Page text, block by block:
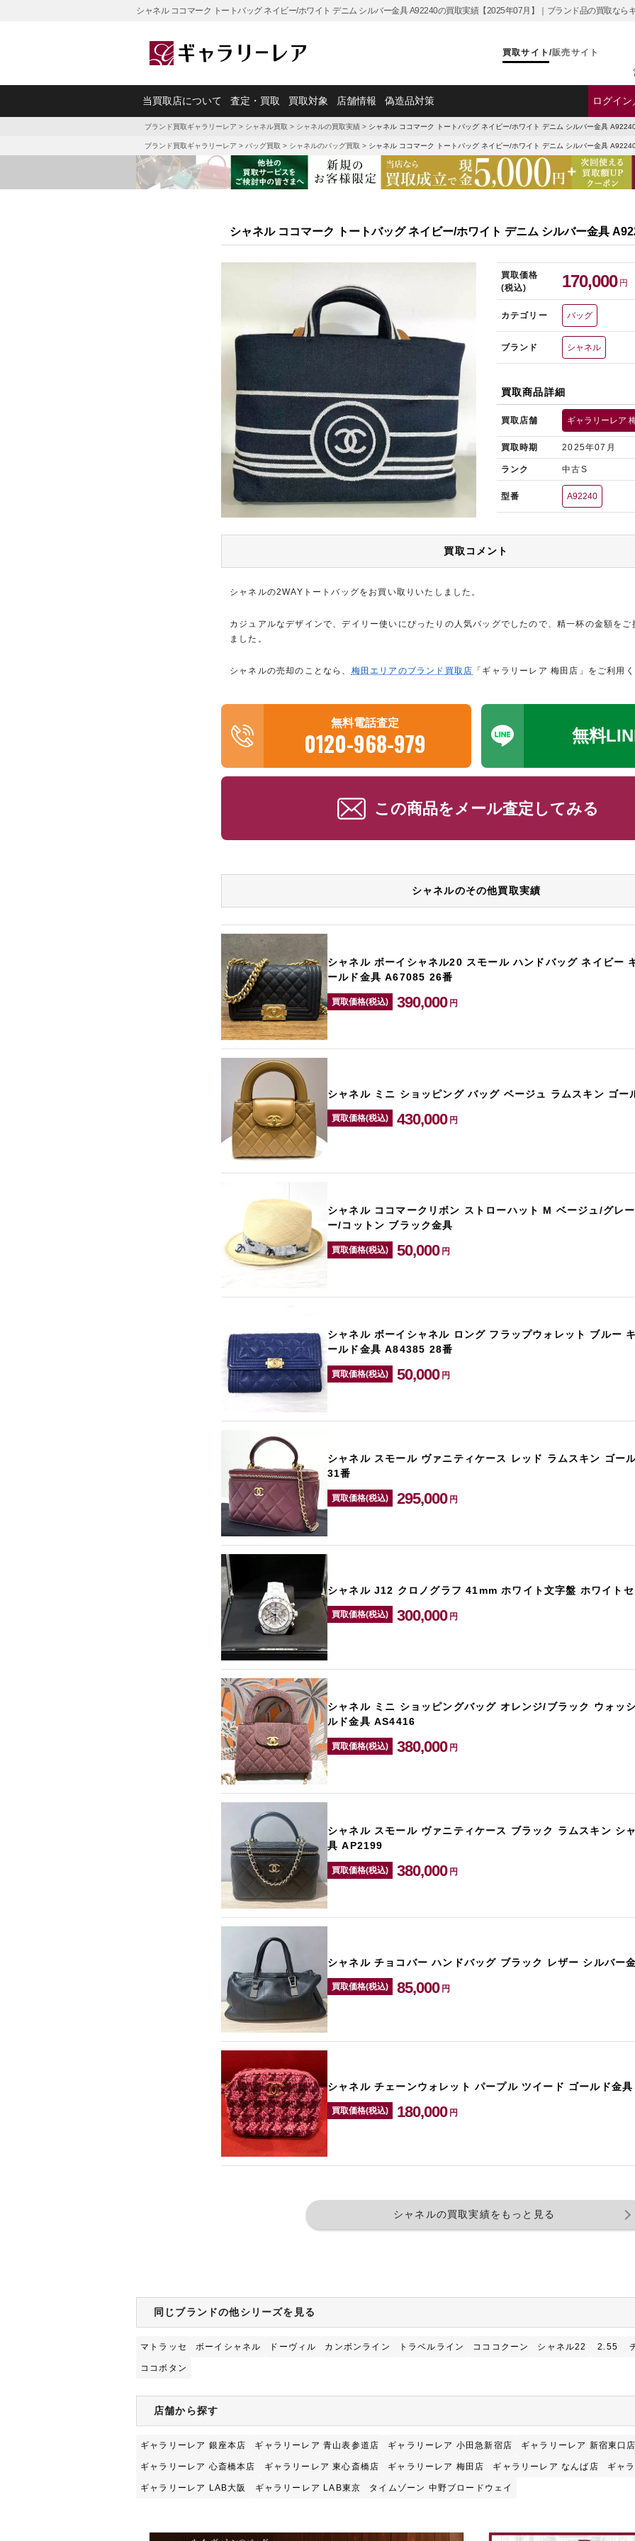
シャネル ココマーク トートバッグ ネイビー/ホワイト デニム シルバー金具 A92240の買取実績【2025年07月】｜ブランド品の買取なら
買取サイト /販売サイト
当買取店について 査定・買取 買取対象 店舗情報 偽造品対策 ログイ
ブランド買取ギャラリーレア > シャネル買取 > シャネルの買取実績 > シャネル ココマーク トートバッグ ネイビー/ホワイト デニム シルバー金具
ブランド買取ギャラリーレア > バッグ買取 > シャネルのバッグ買取 > シャネル ココマーク トートバッグ ネイビー/ホワイト デニム シルバー金具
シャネル ココマーク トートバッグ ネイビー/ホワイト デニム シルバー金具
買取価格
(税込)
170,000 円
カテゴリー バッグ
ブランド シャネル
買取商品詳細
買取店舗 ギャラリーレア
買取時期 2025年07月
ランク 中古S
型番 A92240
買取コメント
シャネルの2WAYトートバッグをお買い取りいたしました。
カジュアルなデザインで、デイリー使いにぴったりの人気バッグでしたので、精一杯の金額をご
ました。
シャネルの売却のことなら、 梅田エリアのブランド買取店 「ギャラリーレア 梅田店」をご利用く
無料電話査定
0120-968-979 無料
この商品をメール査定してみる
シャネルのその他買取実績
シャネル ボーイシャネル20 スモール ハンドバッグ ネイビー
ールド金具 A67085 26番
買取価格(税込) 390,000 円
シャネル ミニ ショッピング バッグ ベージュ ラムスキン ゴー
買取価格(税込) 430,000 円
シャネル ココマークリボン ストローハット M ベージュ/グレ
ー/コットン ブラック金具
買取価格(税込) 50,000 円
シャネル ボーイシャネル ロング フラップウォレット ブルー
ールド金具 A84385 28番
買取価格(税込) 50,000 円
シャネル スモール ヴァニティケース レッド ラムスキン ゴー
31番
買取価格(税込) 295,000 円
シャネル J12 クロノグラフ 41mm ホワイト文字盤 ホワイト
買取価格(税込) 300,000 円
シャネル ミニ ショッピングバッグ オレンジ/ブラック ウォッ
ルド金具 AS4416
買取価格(税込) 380,000 円
シャネル スモール ヴァニティケース ブラック ラムスキン シ
具 AP2199
買取価格(税込) 380,000 円
シャネル チョコバー ハンドバッグ ブラック レザー シルバー
買取価格(税込) 85,000 円
シャネル チェーンウォレット パープル ツイード ゴールド金具
買取価格(税込) 180,000 円
シャネルの買取実績をもっと見る
同じブランドの他シリーズを見る
マトラッセ ボーイシャネル ドーヴィル カンボンライン トラベルライン コココクーン シャネル22 2.55
ココボタン
店舗から探す
ギャラリーレア 銀座本店 ギャラリーレア 青山表参道店 ギャラリーレア 小田急新宿店 ギャラリーレア 新宿東口店
ギャラリーレア 心斎橋本店 ギャラリーレア 東心斎橋店 ギャラリーレア 梅田店 ギャラリーレア なんば店 ギャ
ギャラリーレア LAB大阪 ギャラリーレア LAB東京 タイムゾーン 中野ブロードウェイ